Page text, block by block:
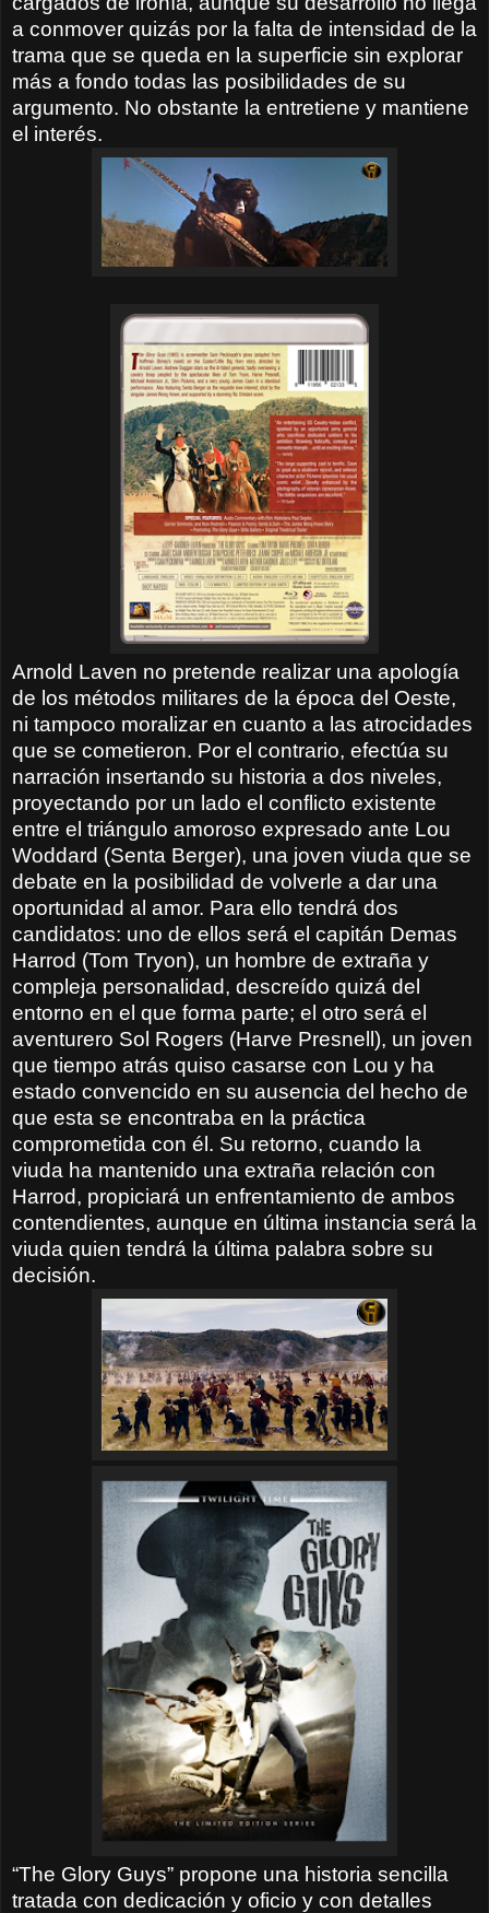
a conmover quizás por la falta de intensidad de la
trama que se queda en la superficie sin explorar
más a fondo todas las posibilidades de su
argumento. No obstante la entretiene y mantiene
el interés.
Arnold Laven no pretende realizar una apología
de los métodos militares de la época del Oeste,
ni tampoco moralizar en cuanto a las atrocidades
que se cometieron. Por el contrario, efectúa su
narración insertando su historia a dos niveles,
proyectando por un lado el conflicto existente
entre el triángulo amoroso expresado ante Lou
Woddard (Senta Berger), una joven viuda que se
debate en la posibilidad de volverle a dar una
oportunidad al amor. Para ello tendrá dos
candidatos: uno de ellos será el capitán Demas
Harrod (Tom Tryon), un hombre de extraña y
compleja personalidad, descreído quizá del
entorno en el que forma parte; el otro será el
aventurero Sol Rogers (Harve Presnell), un joven
que tiempo atrás quiso casarse con Lou y ha
estado convencido en su ausencia del hecho de
que esta se encontraba en la práctica
comprometida con él. Su retorno, cuando la
viuda ha mantenido una extraña relación con
Harrod, propiciará un enfrentamiento de ambos
contendientes, aunque en última instancia será la
viuda quien tendrá la última palabra sobre su
decisión.
“The Glory Guys” propone una historia sencilla
tratada con dedicación y oficio y con detalles